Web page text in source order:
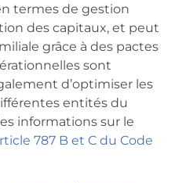
termes de gestion
des capitaux, et peut
grâce à des pactes
sont
d’optimiser les
entités du
informations sur le
787 B et C du Code